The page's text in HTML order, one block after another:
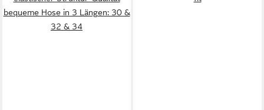
bequeme Hose in 3 Längen: 30 &
32 & 34